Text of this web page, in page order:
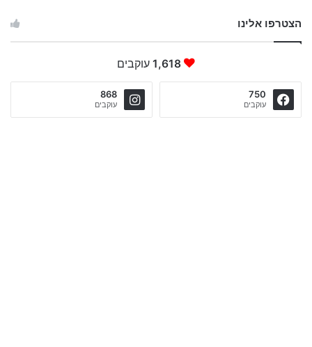
הצטרפו אלינו
1,618 עוקבים
750
עוקבים
868
עוקבים